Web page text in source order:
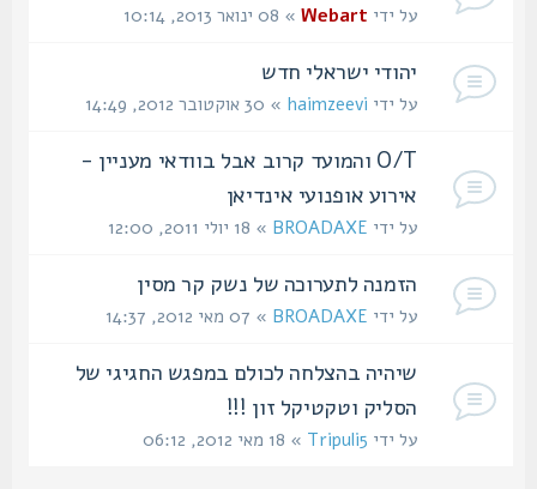
על ידיWebart» 08 ינואר 2013, 10:14
יהודי ישראלי חדש
על ידיhaimzeevi» 30 אוקטובר 2012, 14:49
O/T והמועד קרוב אבל בוודאי מעניין -
אירוע אופנועי אינדיאן
על ידיBROADAXE» 18 יולי 2011, 12:00
הזמנה לתערוכה של נשק קר מסין
על ידיBROADAXE» 07 מאי 2012, 14:37
שיהיה בהצלחה לכולם במפגש החגיגי של
הסליק וטקטיקל זון !!!
על ידיTripuli5» 18 מאי 2012, 06:12